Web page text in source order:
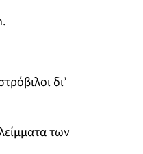
δι’
των